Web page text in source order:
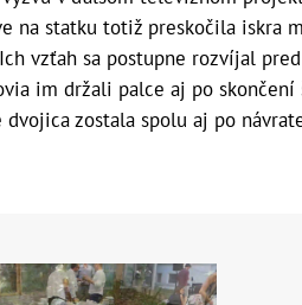
na statku totiž preskočila iskra
vzťah sa postupne rozvíjal
im držali palce aj po skončení
dvojica zostala spolu aj po